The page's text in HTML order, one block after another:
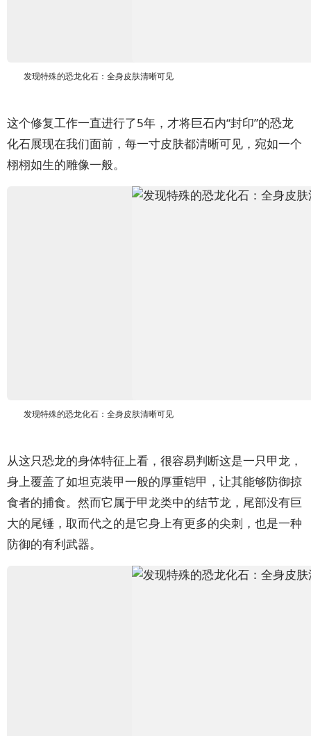
发现特殊的恐龙化石：全身皮肤清晰可见
这个修复工作一直进行了5年，才将巨石内“封印”的恐龙
化石展现在我们面前，每一寸皮肤都清晰可见，宛如一个
栩栩如生的雕像一般。
发现特殊的恐龙化石：全身皮肤清晰可见
从这只恐龙的身体特征上看，很容易判断这是一只甲龙，
身上覆盖了如坦克装甲一般的厚重铠甲，让其能够防御掠
食者的捕食。然而它属于甲龙类中的结节龙，尾部没有巨
大的尾锤，取而代之的是它身上有更多的尖刺，也是一种
防御的有利武器。